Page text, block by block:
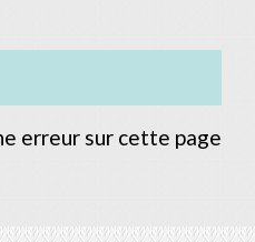
erreur sur cette page